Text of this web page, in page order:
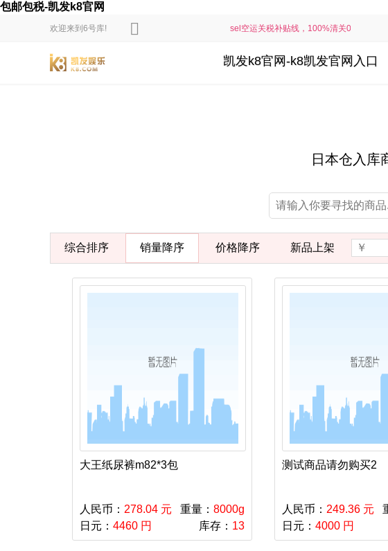
包邮包税-凯发k8官网
欢迎来到6号库! sel空运关税补贴线，100%清关0退运，价
凯发k8官网-k8凯发官网入口
日本仓入库
综合排序 销量降序 价格降序 新品上架
大王纸尿裤m82*3包
人民币： 278.04 元 重量： 8000g
日元： 4460 円 库存： 13
测试商品请勿购买2
人民币： 249.36 元
日元： 4000 円